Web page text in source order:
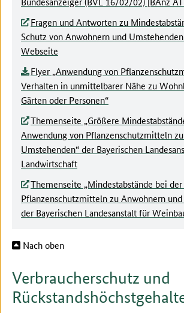
Fragen und Antworten zu
Schutz von Anwohnern und
Webseite
Flyer „Anwendung von
Verhalten in unmittelbarer Nähe zu
Gärten oder Personen“
Themenseite „Größere
Anwendung von Pflanzenschutzmitteln
Umstehenden“ der Bayerischen
Landwirtschaft
Themenseite „Mindestabstände bei
Pflanzenschutzmitteln zu Anwohnern
der Bayerischen Landesanstalt für
Nach oben
Verbraucherschutz und